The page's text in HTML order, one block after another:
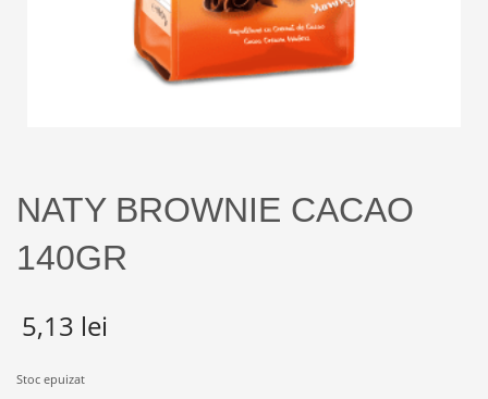
NATY BROWNIE CACAO
140GR
5,13 lei
Stoc epuizat